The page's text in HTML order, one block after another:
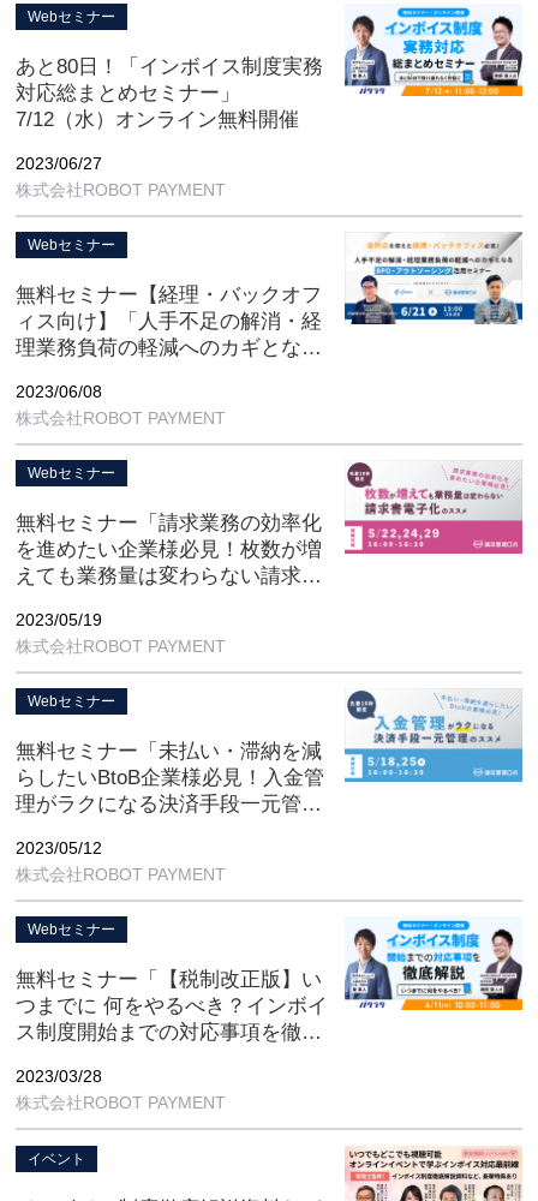
Webセミナー
あと80日！「インボイス制度実務
対応総まとめセミナー」
7/12（水）オンライン無料開催
2023/06/27
株式会社ROBOT PAYMENT
Webセミナー
無料セミナー【経理・バックオフ
ィス向け】「人手不足の解消・経
理業務負荷の軽減へのカギとな
セミナー」6/21（水）オンライン
開催
2023/06/08
株式会社ROBOT PAYMENT
Webセミナー
無料セミナー「請求業務の効率化
を進めたい企業様必見！枚数が増
えても業務量は変わらない請求書
【5/22(月), 5/24(水) , 5/29(月) オ
ンライン開催】
2023/05/19
株式会社ROBOT PAYMENT
Webセミナー
無料セミナー「未払い・滞納を減
らしたいBtoB企業様必見！入金管
理がラクになる決済手段一元管理
【5/18(木), 5/25(木) オンライン開
催】
2023/05/12
株式会社ROBOT PAYMENT
Webセミナー
無料セミナー「【税制改正版】い
つまでに 何をやるべき？インボイ
ス制度開始までの対応事項を徹底
【4/11(火) 10:00-11:00 オンライン
開催】
2023/03/28
株式会社ROBOT PAYMENT
イベント